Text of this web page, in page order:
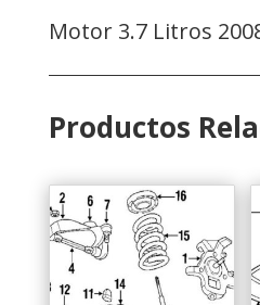
Motor 3.7 Litros
Productos